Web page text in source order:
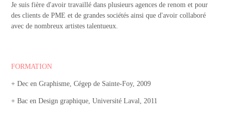
Je suis fière d'avoir travaillé dans plusieurs agences de renom et pour
des clients de PME et de grandes sociétés ainsi que d'avoir collaboré
avec de nombreux artistes talentueux.
FORMATION
+ Dec en Graphisme, Cégep de Sainte-Foy, 2009
+ Bac en Design graphique, Université Laval, 2011